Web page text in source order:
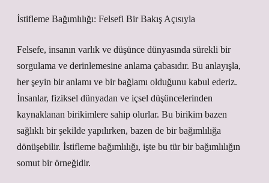
İstifleme Bağımlılığı: Felsefi Bir Bakış Açısıyla
Felsefe, insanın varlık ve düşünce dünyasında sürekli bir
sorgulama ve derinlemesine anlama çabasıdır. Bu anlayışla,
her şeyin bir anlamı ve bir bağlamı olduğunu kabul ederiz.
İnsanlar, fiziksel dünyadan ve içsel düşüncelerinden
kaynaklanan birikimlere sahip olurlar. Bu birikim bazen
sağlıklı bir şekilde yapılırken, bazen de bir bağımlılığa
dönüşebilir. İstifleme bağımlılığı, işte bu tür bir bağımlılığın
somut bir örneğidir.